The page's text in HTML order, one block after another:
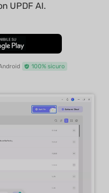
UPDF AI.
Gratis
100% sicuro